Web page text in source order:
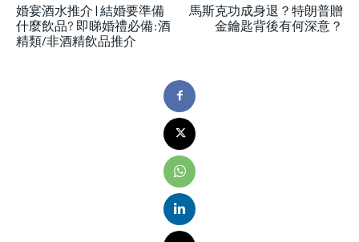
婚宴酒水推介 | 結婚要準備
什麼飲品? 即睇婚禮必備:酒
精類/非酒精飲品推介
馬斯克功成身退？特朗普贈
金鑰匙背後有何深意？